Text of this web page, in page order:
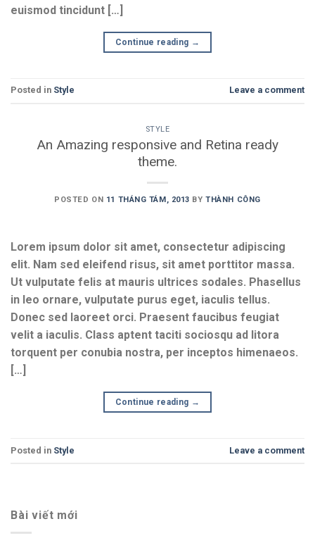
euismod tincidunt […]
Continue reading →
Posted in Style Leave a comment
STYLE
An Amazing responsive and Retina ready
theme.
POSTED ON 11 THÁNG TÁM, 2013 BYTHÀNH CÔNG
Lorem ipsum dolor sit amet, consectetur adipiscing
elit. Nam sed eleifend risus, sit amet porttitor massa.
Ut vulputate felis at mauris ultrices sodales. Phasellus
in leo ornare, vulputate purus eget, iaculis tellus.
Donec sed laoreet orci. Praesent faucibus feugiat
velit a iaculis. Class aptent taciti sociosqu ad litora
torquent per conubia nostra, per inceptos himenaeos.
[…]
Continue reading →
Posted in Style Leave a comment
Bài viết mới